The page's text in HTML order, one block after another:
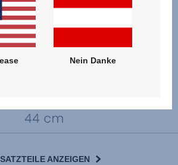
ANZEIGEN
Nein Danke